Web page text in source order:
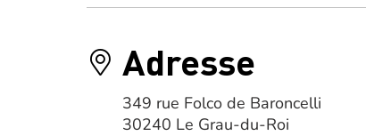
Adresse
349 rue Folco de Baroncelli
30240 Le Grau-du-Roi